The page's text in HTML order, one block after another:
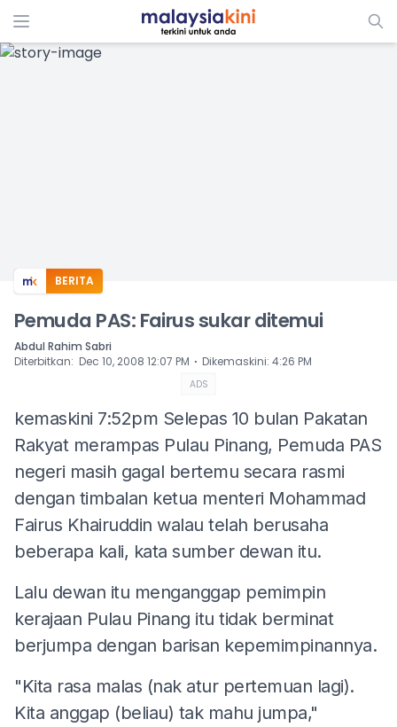
ADS
BERITA
Pemuda PAS: Fairus sukar ditemui
Abdul Rahim Sabri
Diterbitkan: Dec 10, 2008 12:07 PM ⋅ Dikemaskini: 4:26 PM
ADS
kemaskini 7:52pm Selepas 10 bulan Pakatan
Rakyat merampas Pulau Pinang, Pemuda PAS
negeri masih gagal bertemu secara rasmi
dengan timbalan ketua menteri Mohammad
Fairus Khairuddin walau telah berusaha
beberapa kali, kata sumber dewan itu.
Lalu dewan itu menganggap pemimpin
kerajaan Pulau Pinang itu tidak berminat
berjumpa dengan barisan kepemimpinannya.
"Kita rasa malas (nak atur pertemuan lagi).
Kita anggap (beliau) tak mahu jumpa,"